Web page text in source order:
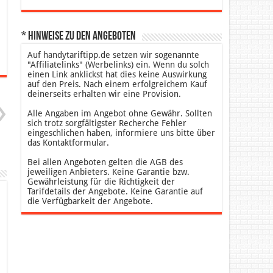
* Hinweise zu den Angeboten
Auf handytariftipp.de setzen wir sogenannte
"Affiliatelinks" (Werbelinks) ein. Wenn du solch
einen Link anklickst hat dies keine Auswirkung
auf den Preis. Nach einem erfolgreichem Kauf
deinerseits erhalten wir eine Provision.
Alle Angaben im Angebot ohne Gewähr. Sollten
sich trotz sorgfältigster Recherche Fehler
eingeschlichen haben, informiere uns bitte über
das Kontaktformular.
Bei allen Angeboten gelten die AGB des
jeweiligen Anbieters. Keine Garantie bzw.
Gewährleistung für die Richtigkeit der
Tarifdetails der Angebote. Keine Garantie auf
die Verfügbarkeit der Angebote.